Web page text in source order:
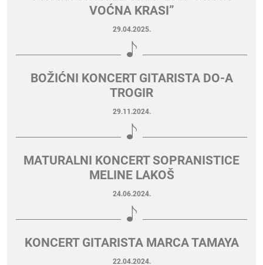
VOĆNA KRASI”
29.04.2025.
BOŽIĆNI KONCERT GITARISTA DO-A
TROGIR
29.11.2024.
MATURALNI KONCERT SOPRANISTICE
MELINE LAKOŠ
24.06.2024.
KONCERT GITARISTA MARCA TAMAYA
22.04.2024.